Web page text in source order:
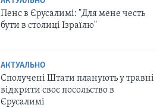
Пенс в Єрусалимі: "Для мене честь
бути в столиці Ізраїлю"
АКТУАЛЬНО
Сполучені Штати планують у травні
відкрити своє посольство в
Єрусалимі